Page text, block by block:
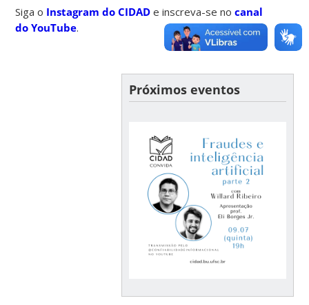
Siga o Instagram do CIDAD e inscreva-se nocanal
do YouTube.
Próximos eventos